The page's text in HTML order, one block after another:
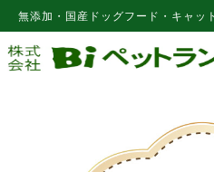
ンツに
進む
無添加・国産ドッグフード・キャッ